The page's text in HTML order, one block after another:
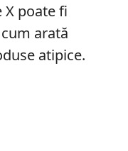
X poate fi
arată
atipice.